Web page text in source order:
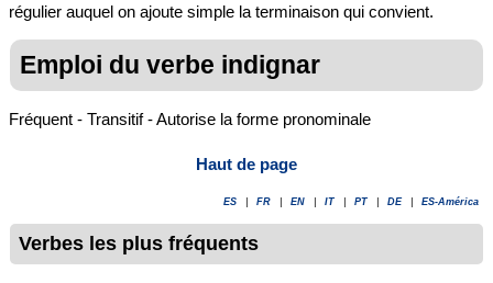
régulier auquel on ajoute simple la terminaison qui convient.
Emploi du verbe indignar
Fréquent - Transitif - Autorise la forme pronominale
Haut de page
ES FR EN IT PT DE ES-América
Verbes les plus fréquents